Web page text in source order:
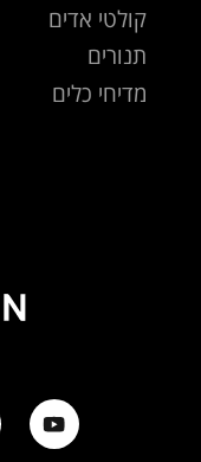
קולטי אדים
תנורים
מדיחי כלים